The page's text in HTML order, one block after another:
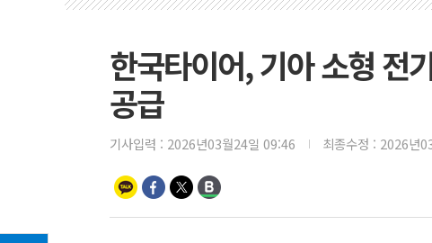
한국타이어, 기아 소형 전
공급
기사입력 : 2026년03월24일 09:46 최종수정 : 2026년